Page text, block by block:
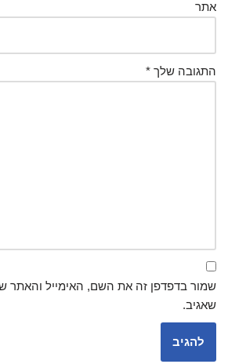
אתר
התגובה שלך *
שמור בדפדפן זה את השם, האימייל והאתר
שאגיב.